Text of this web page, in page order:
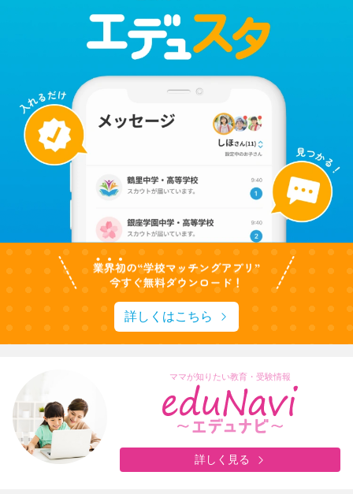
詳しくはこちら
ママが知りたい教育・受験情報
詳しく見る